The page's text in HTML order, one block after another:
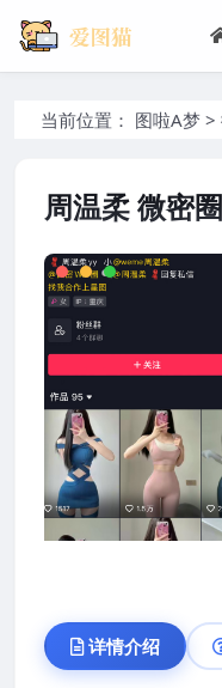
当前位置： 图啦A梦 >
周温柔 微密
详情介绍